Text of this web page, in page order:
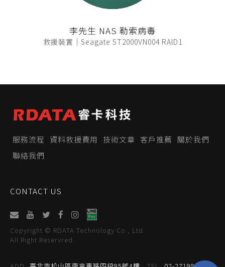
李先生 NAS 勒索病毒
救援裝置｜Seagate ST2000VN004 RAID1
服務流程 資料救援費用 技術文章 客戶推薦
關於我們
聯絡我們
CONTACT US
Copyright © RDATA Technology Co., Ltd.
All Right Reservred.